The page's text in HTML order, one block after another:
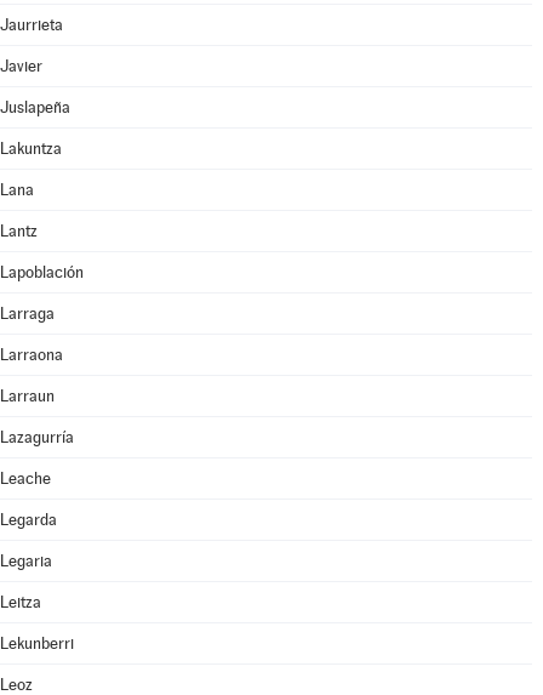
Jaurrieta
Javier
Juslapeña
Lakuntza
Lana
Lantz
Lapoblación
Larraga
Larraona
Larraun
Lazagurría
Leache
Legarda
Legaria
Leitza
Lekunberri
Leoz